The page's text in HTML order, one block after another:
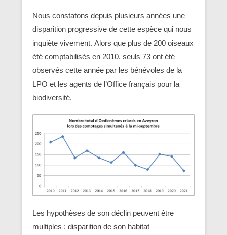
Nous constatons depuis plusieurs années une
disparition progressive de cette espèce qui nous
inquiète vivement. Alors que plus de 200 oiseaux
été comptabilisés en 2010, seuls 73 ont été
observés cette année par les bénévoles de la
LPO et les agents de l’Office français pour la
biodiversité.
Les hypothèses de son déclin peuvent être
multiples : disparition de son habitat